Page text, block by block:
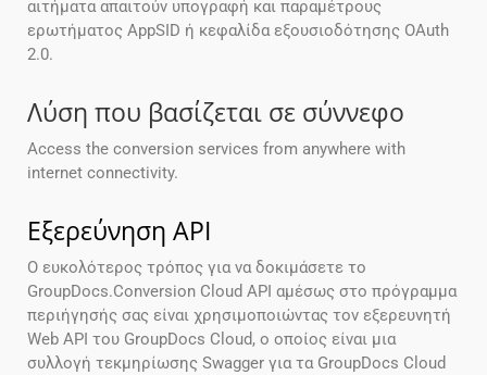
αιτήματα απαιτούν υπογραφή και παραμέτρους
ερωτήματος AppSID ή κεφαλίδα εξουσιοδότησης OAuth
2.0.
Λύση που βασίζεται σε σύννεφο
Access the conversion services from anywhere with
internet connectivity.
Εξερεύνηση API
Ο ευκολότερος τρόπος για να δοκιμάσετε το
GroupDocs.Conversion Cloud API αμέσως στο πρόγραμμα
περιήγησής σας είναι χρησιμοποιώντας τον εξερευνητή
Web API του GroupDocs Cloud, ο οποίος είναι μια
συλλογή τεκμηρίωσης Swagger για τα GroupDocs Cloud